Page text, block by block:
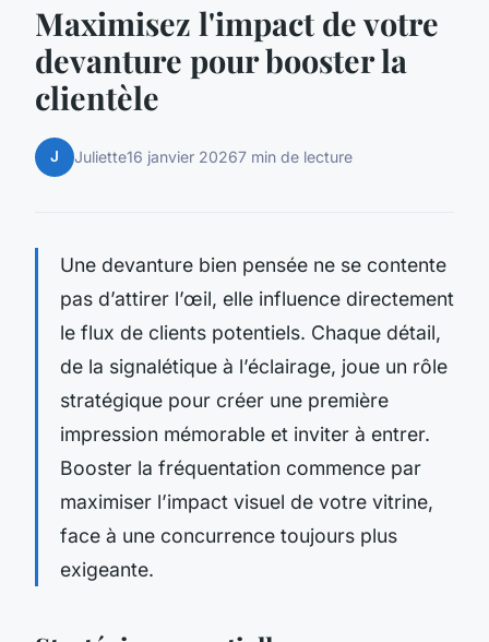
Maximisez l'impact de votre
devanture pour booster la
clientèle
J Juliette16 janvier 20267 min de lecture
Une devanture bien pensée ne se contente
pas d’attirer l’œil, elle influence directement
le flux de clients potentiels. Chaque détail,
de la signalétique à l’éclairage, joue un rôle
stratégique pour créer une première
impression mémorable et inviter à entrer.
Booster la fréquentation commence par
maximiser l’impact visuel de votre vitrine,
face à une concurrence toujours plus
exigeante.